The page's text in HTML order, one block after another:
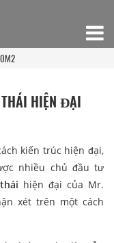
THÁI HIỆN ĐẠI
kiến trúc hiện đại,
nhiều chủ đầu tư
hiện đại của Mr.
xét trên một cách